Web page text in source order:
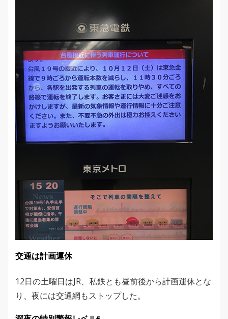
交通は計画運休
12日の土曜日はJR、私鉄とも昼前後から計画運休とな
り、夜には交通網もストップした。